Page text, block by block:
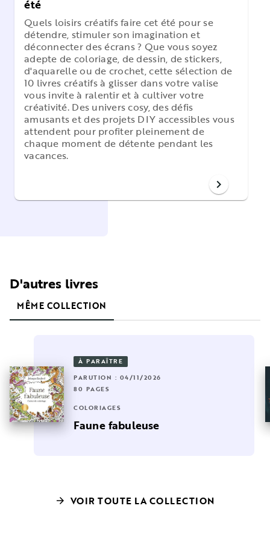
été
Quels loisirs créatifs faire cet été pour se
détendre, stimuler son imagination et
déconnecter des écrans ? Que vous soyez
adepte de coloriage, de dessin, de stickers,
d'aquarelle ou de crochet, cette sélection de
10 livres créatifs à glisser dans votre valise
vous invite à ralentir et à cultiver votre
créativité. Des univers cosy, des défis
amusants et des projets DIY accessibles vous
attendent pour profiter pleinement de
chaque moment de détente pendant les
vacances.
chevron_right
D'autres livres
MÊME COLLECTION
À PARAÎTRE
PARUTION : 04/11/2026
80 PAGES
COLORIAGES
Faune fabuleuse
arrow_forward VOIR TOUTE LA COLLECTION